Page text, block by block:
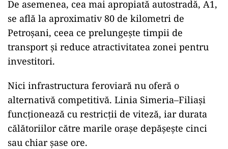
De asemenea, cea mai apropiată autostradă, A1,
se află la aproximativ 80 de kilometri de
Petroșani, ceea ce prelungește timpii de
transport și reduce atractivitatea zonei pentru
investitori.
Nici infrastructura feroviară nu oferă o
alternativă competitivă. Linia Simeria–Filiași
funcționează cu restricții de viteză, iar durata
călătoriilor către marile orașe depășește cinci
sau chiar șase ore.